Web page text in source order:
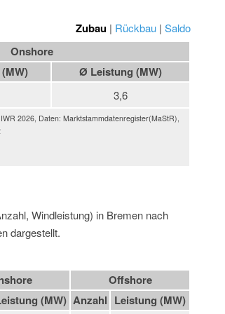
Zubau | Rückbau | Saldo
Onshore
Ø Leistung (MW)
3,6
2026, Daten: Marktstammdatenregister(MaStR),
Windleistung) in Bremen nach
dargestellt.
Offshore
(MW) Anzahl Leistung (MW)